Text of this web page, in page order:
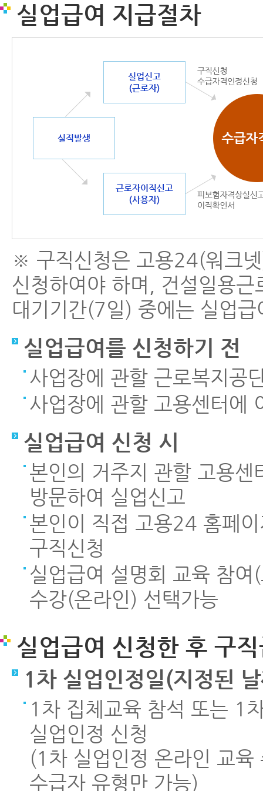
실업급여 지급절차
※ 구직신청은 고용24(워크
신청하여야 하며, 건설일용
대기기간(7일) 중에는 실업
실업급여를 신청하기 전
사업장에 관할 근로복지공
사업장에 관할 고용센터에
실업급여 신청 시
본인의 거주지 관할 고용
방문하여 실업신고
본인이 직접 고용24 홈페
구직신청
실업급여 설명회 교육 참
수강(온라인) 선택가능
실업급여 신청한 후 구
1차 실업인정일(지정된
1차 집체교육 참석 또는 1
실업인정 신청
(1차 실업인정 온라인 교
수급자 유형만 가능)